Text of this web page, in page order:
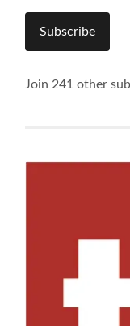
Subscribe
Join 241 other